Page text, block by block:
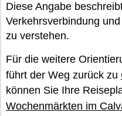
Diese Angabe
Verkehrsverbindung
zu verstehen.
Für die weitere
führt der Weg zurück zu
können Sie Ihre
Wochenmärkten im